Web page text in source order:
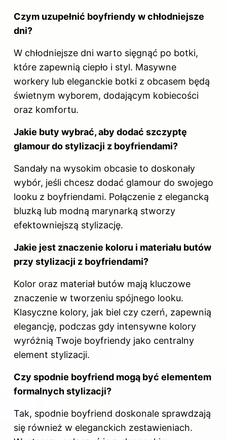
Czym uzupełnić boyfriendy w chłodniejsze
dni?
W chłodniejsze dni warto sięgnąć po botki,
które zapewnią ciepło i styl. Masywne
workery lub eleganckie botki z obcasem będą
świetnym wyborem, dodającym kobiecości
oraz komfortu.
Jakie buty wybrać, aby dodać szczyptę
glamour do stylizacji z boyfriendami?
Sandały na wysokim obcasie to doskonały
wybór, jeśli chcesz dodać glamour do swojego
looku z boyfriendami. Połączenie z elegancką
bluzką lub modną marynarką stworzy
efektowniejszą stylizację.
Jakie jest znaczenie koloru i materiału butów
przy stylizacji z boyfriendami?
Kolor oraz materiał butów mają kluczowe
znaczenie w tworzeniu spójnego looku.
Klasyczne kolory, jak biel czy czerń, zapewnią
elegancję, podczas gdy intensywne kolory
wyróżnią Twoje boyfriendy jako centralny
element stylizacji.
Czy spodnie boyfriend mogą być elementem
formalnych stylizacji?
Tak, spodnie boyfriend doskonale sprawdzają
się również w eleganckich zestawieniach.